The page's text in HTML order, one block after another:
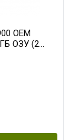
OEM
ОЗУ (2
GDDR7